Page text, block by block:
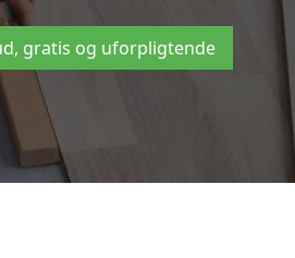
gratis og uforpligtende